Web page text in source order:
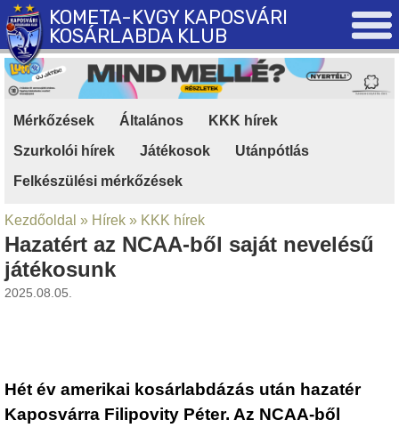
KOMETA-KVGY KAPOSVÁRI
KOSÁRLABDA KLUB
Mérkőzések Általános KKK hírek
Szurkolói hírek
Játékosok Utánpótlás
Felkészülési mérkőzések
Kezdőoldal » Hírek » KKK hírek
Hazatért az NCAA-ből saját nevelésű
játékosunk
2025.08.05.
Hét év amerikai kosárlabdázás után hazatér
Kaposvárra Filipovity Péter. Az NCAA-ből